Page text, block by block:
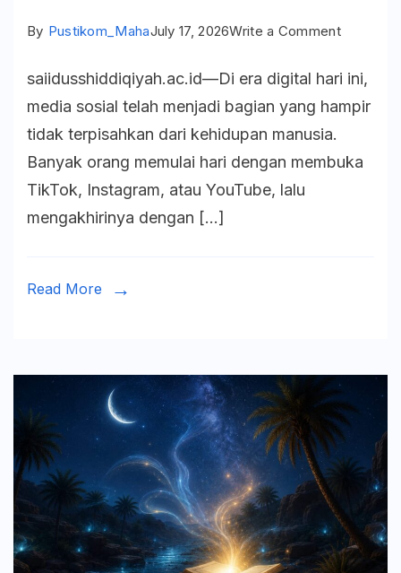
By Pustikom_MahaJuly 17, 2026Write a Commenton
Media
Sosial,
Ajaran
saiidusshiddiqiyah.ac.id—Di era digital hari ini,
media sosial telah menjadi bagian yang hampir
tidak terpisahkan dari kehidupan manusia.
Banyak orang memulai hari dengan membuka
TikTok, Instagram, atau YouTube, lalu
mengakhirinya dengan […]
Read More